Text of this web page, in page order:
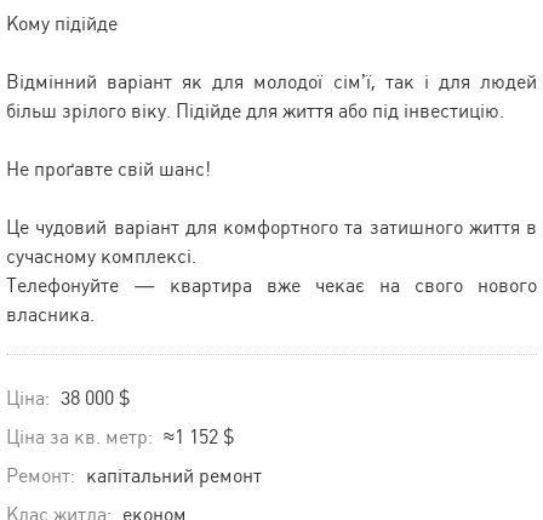
Кому підійде
Відмінний варіант як для молодої сім’ї, так і для людей
більш зрілого віку. Підійде для життя або під інвестицію.
Не проґавте свій шанс!
Це чудовий варіант для комфортного та затишного життя в
сучасному комплексі.
Телефонуйте — квартира вже чекає на свого нового
власника.
Ціна: 38 000 $
Ціна за кв. метр: ≈1 152 $
Ремонт: капітальний ремонт
Клас житла: економ